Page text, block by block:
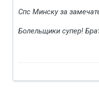
Спс Минску за
Болельщики супер!